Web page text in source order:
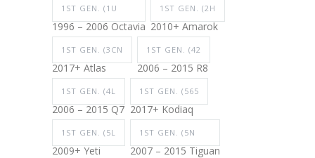
1ST GEN. (1U
1996 – 2006 Octavia
1ST GEN. (2H
2010+ Amarok
1ST GEN. (3CN
2017+ Atlas
1ST GEN. (42
2006 – 2015 R8
1ST GEN. (4L
2006 – 2015 Q7
1ST GEN. (565
2017+ Kodiaq
1ST GEN. (5L
2009+ Yeti
1ST GEN. (5N
2007 – 2015 Tiguan